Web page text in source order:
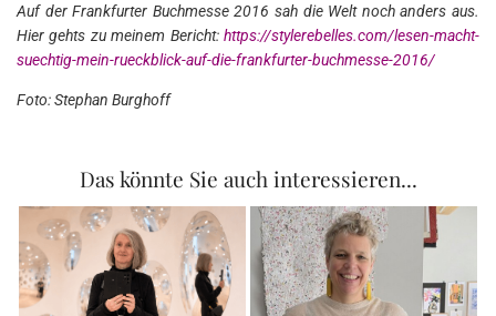
Auf der Frankfurter Buchmesse 2016 sah die Welt noch anders aus.
Hier gehts zu meinem Bericht: https://stylerebelles.com/lesen-macht-
suechtig-mein-rueckblick-auf-die-frankfurter-buchmesse-2016/
Foto: Stephan Burghoff
Das könnte Sie auch interessieren...